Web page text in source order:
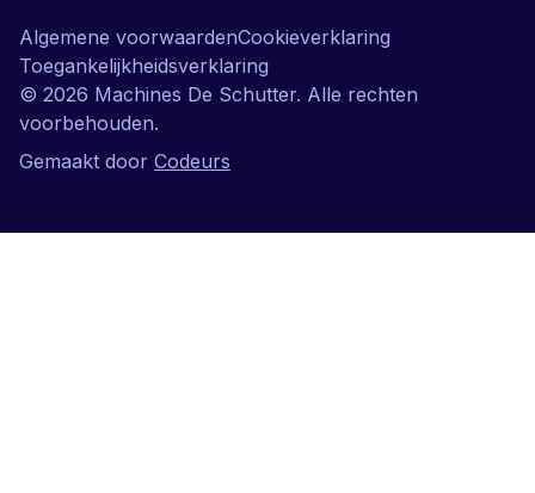
© 2026 Machines De Schutter. Alle rechten
voorbehouden.
Gemaakt door Codeurs
Algemene voorwaardenCookieverklaring
Toegankelijkheidsverklaring